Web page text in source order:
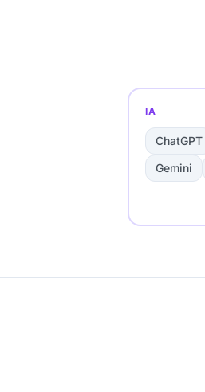
IA
ChatGPT
Gemini